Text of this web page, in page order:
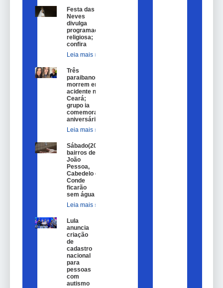
Festa das
Neves
divulga
programação
religiosa;
confira
Leia mais »
Três
paraibanos
morrem em
acidente no
Ceará;
grupo ia
comemorar
aniversário
Leia mais »
Sábado(20)
bairros de
João
Pessoa,
Cabedelo e
Conde
ficarão
sem água
Leia mais »
Lula
anuncia
criação
de
cadastro
nacional
para
pessoas
com
autismo